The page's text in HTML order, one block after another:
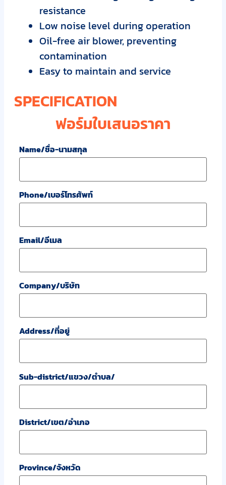
resistance
Low noise level during operation
Oil-free air blower, preventing
contamination
Easy to maintain and service
SPECIFICATION
ฟอร์มใบเสนอราคา
Name/ชื่อ-นามสกุล
Phone/เบอร์โทรศัพท์
Email/อีเมล
Company/บริษัท
Address/ที่อยู่
Sub-district/แขวง/ตำบล/
District/เขต/อำเภอ
Province/จังหวัด